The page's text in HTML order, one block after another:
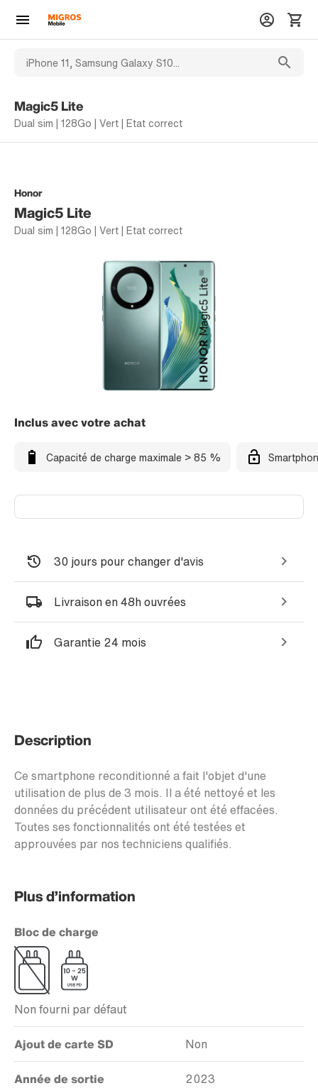
Magic5 Lite
Dual sim | 128Go | Vert | Etat correct
Honor
Magic5 Lite
Dual sim | 128Go | Vert | Etat correct
Inclus avec votre achat
Capacité de charge maximale > 85 %
30 jours pour changer d'avis
Livraison en 48h ouvrées
Garantie 24 mois
Description
Ce smartphone reconditionné a fait l'objet d'une
utilisation de plus de 3 mois. Il a été nettoyé et les
données du précédent utilisateur ont été effacées.
Toutes ses fonctionnalités ont été testées et
approuvées par nos techniciens qualifiés.
Plus d’information
Bloc de charge
Non fourni par défaut
Ajout de carte SD Non
Année de sortie 2023